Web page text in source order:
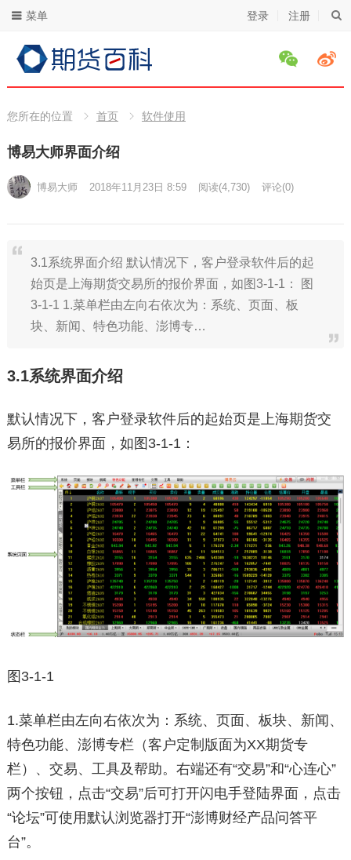
登录 注册
菜单
您所在的位置 首页 软件使用
博易大师界面介绍
博易大师 2018年11月23日 8:59 阅读(4,730) 评论(0)
3.1系统界面介绍 默认情况下，客户登录软件后的起
始页是上海期货交易所的报价界面，如图3-1-1： 图
3-1-1 1.菜单栏由左向右依次为：系统、页面、板
块、新闻、特色功能、澎博专…
3.1系统界面介绍
默认情况下，客户登录软件后的起始页是上海期货交
易所的报价界面，如图3-1-1：
图3-1-1
1.菜单栏由左向右依次为：系统、页面、板块、新闻、
特色功能、澎博专栏（客户定制版面为XX期货专
栏）、交易、工具及帮助。右端还有“交易”和“心连心”
两个按钮，点击“交易”后可打开闪电手登陆界面，点击
“论坛”可使用默认浏览器打开“澎博财经产品问答平
台”。